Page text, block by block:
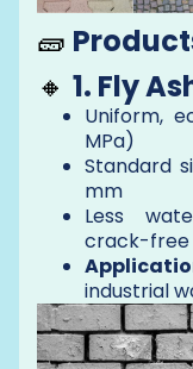
🧱
🔸 1. Fly
Uniform,
MPa)
Standard
mm
Less
crack-free
industrial